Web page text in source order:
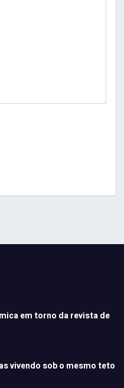
em torno da revista de
vivendo sob o mesmo teto